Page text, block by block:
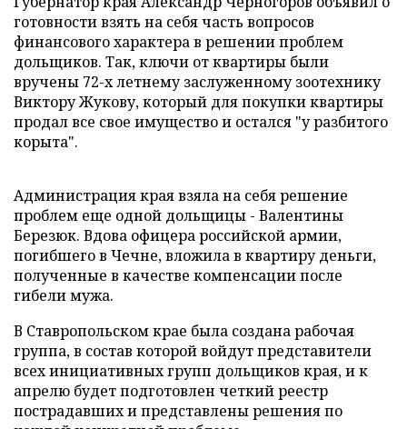
готовности взять на себя часть вопросов
финансового характера в решении проблем
дольщиков. Так, ключи от квартиры были
вручены 72-х летнему заслуженному зоотехнику
Виктору Жукову, который для покупки квартиры
продал все свое имущество и остался "у разбитого
корыта".
Администрация края взяла на себя решение
проблем еще одной дольщицы - Валентины
Березюк. Вдова офицера российской армии,
погибшего в Чечне, вложила в квартиру деньги,
полученные в качестве компенсации после
гибели мужа.
В Ставропольском крае была создана рабочая
группа, в состав которой войдут представители
всех инициативных групп дольщиков края, и к
апрелю будет подготовлен четкий реестр
пострадавших и представлены решения по